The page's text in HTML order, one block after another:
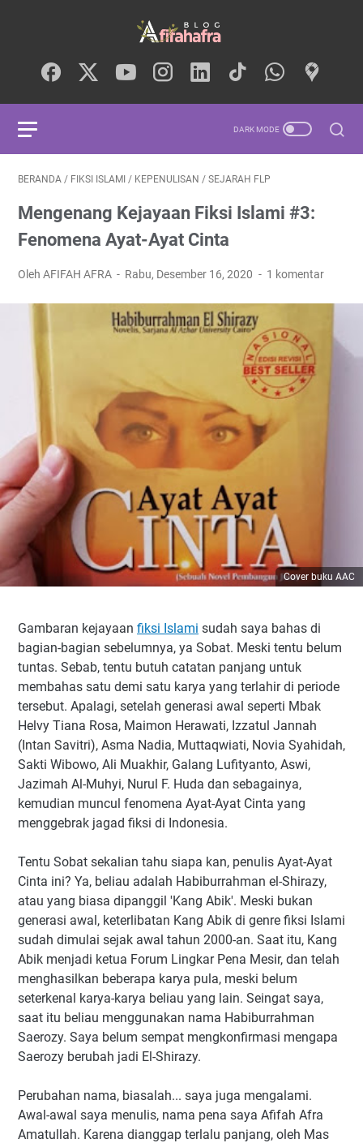
BERANDA / FIKSI ISLAMI / KEPENULISAN / SEJARAH FLP
Mengenang Kejayaan Fiksi Islami #3:
Fenomena Ayat-Ayat Cinta
Oleh AFIFAH AFRA Rabu, Desember 16, 2020 1 komentar
Cover buku AAC
Gambaran kejayaan fiksi Islami sudah saya bahas di
bagian-bagian sebelumnya, ya Sobat. Meski tentu belum
tuntas. Sebab, tentu butuh catatan panjang untuk
membahas satu demi satu karya yang terlahir di periode
tersebut. Apalagi, setelah generasi awal seperti Mbak
Helvy Tiana Rosa, Maimon Herawati, Izzatul Jannah
(Intan Savitri), Asma Nadia, Muttaqwiati, Novia Syahidah,
Sakti Wibowo, Ali Muakhir, Galang Lufityanto, Aswi,
Jazimah Al-Muhyi, Nurul F. Huda dan sebagainya,
kemudian muncul fenomena Ayat-Ayat Cinta yang
menggebrak jagad fiksi di Indonesia.
Tentu Sobat sekalian tahu siapa kan, penulis Ayat-Ayat
Cinta ini? Ya, beliau adalah Habiburrahman el-Shirazy,
atau yang biasa dipanggil 'Kang Abik'. Meski bukan
generasi awal, keterlibatan Kang Abik di genre fiksi Islami
sudah dimulai sejak awal tahun 2000-an. Saat itu, Kang
Abik menjadi ketua Forum Lingkar Pena Mesir, dan telah
menghasilkan beberapa karya pula, meski belum
seterkenal karya-karya beliau yang lain. Seingat saya,
saat itu beliau menggunakan nama Habiburrahman
Saerozy. Saya belum sempat mengkonfirmasi mengapa
Saerozy berubah jadi El-Shirazy.
Perubahan nama, biasalah... saya juga mengalami.
Awal-awal saya menulis, nama pena saya Afifah Afra
Amatullah. Karena dianggap terlalu panjang, oleh Mas